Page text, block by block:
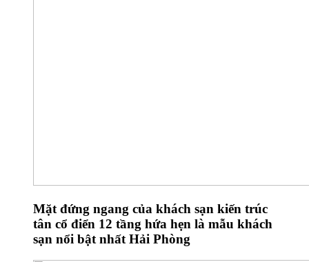
Mặt đứng ngang của khách sạn kiến trúc
tân cổ điển 12 tầng hứa hẹn là mẫu khách
sạn nổi bật nhất Hải Phòng